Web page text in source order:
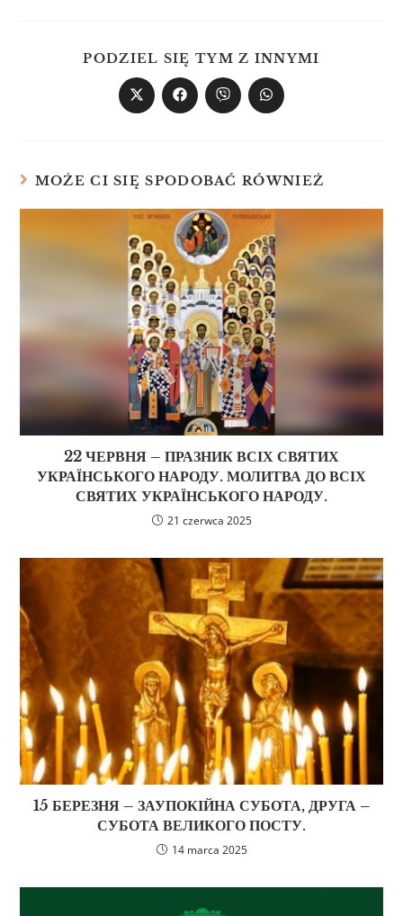
PODZIEL SIĘ TYM Z INNYMI
MOŻE CI SIĘ SPODOBAĆ RÓWNIEŻ
22 ЧЕРВНЯ – ПРАЗНИК ВСІХ СВЯТИХ
УКРАЇНСЬКОГО НАРОДУ. МОЛИТВА ДО ВСІХ
СВЯТИХ УКРАЇНСЬКОГО НАРОДУ.
21 czerwca 2025
15 БЕРЕЗНЯ – ЗАУПОКІЙНА СУБОТА, ДРУГА –
СУБОТА ВЕЛИКОГО ПОСТУ.
14 marca 2025